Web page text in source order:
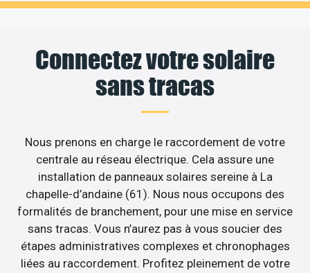
Connectez votre solaire
sans tracas
Nous prenons en charge le raccordement de votre
centrale au réseau électrique. Cela assure une
installation de panneaux solaires sereine à La
chapelle-d’andaine (61). Nous nous occupons des
formalités de branchement, pour une mise en service
sans tracas. Vous n’aurez pas à vous soucier des
étapes administratives complexes et chronophages
liées au raccordement. Profitez pleinement de votre